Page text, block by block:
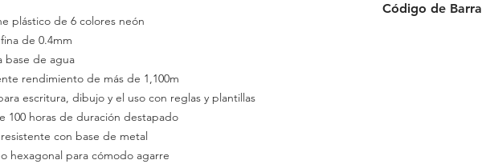
plástico de 6 colores neón
de 0.4mm
base de agua
rendimiento de más de 1,100m
escritura, dibujo y el uso con reglas y plantillas
100 horas de duración destapado
con base de metal
hexagonal para cómodo agarre
Código de Barra